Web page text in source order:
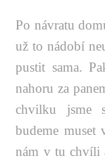
Po návratu
už to nádobí
pustit sama.
nahoru za
chvilku jsme
budeme muset
nám v tu chvíli